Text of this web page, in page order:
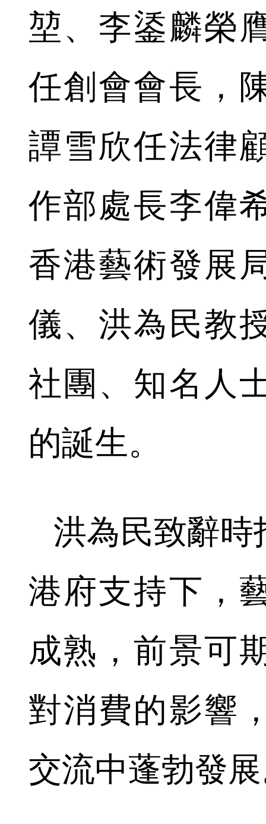
堃、李鋈麟榮
任創會會長，
譚雪欣任法律
作部處長李偉
香港藝術發展
儀、洪為民教
社團、知名人
的誕生。
洪為民致辭時
港府支持下，
成熟，前景可
對消費的影響
交流中蓬勃發